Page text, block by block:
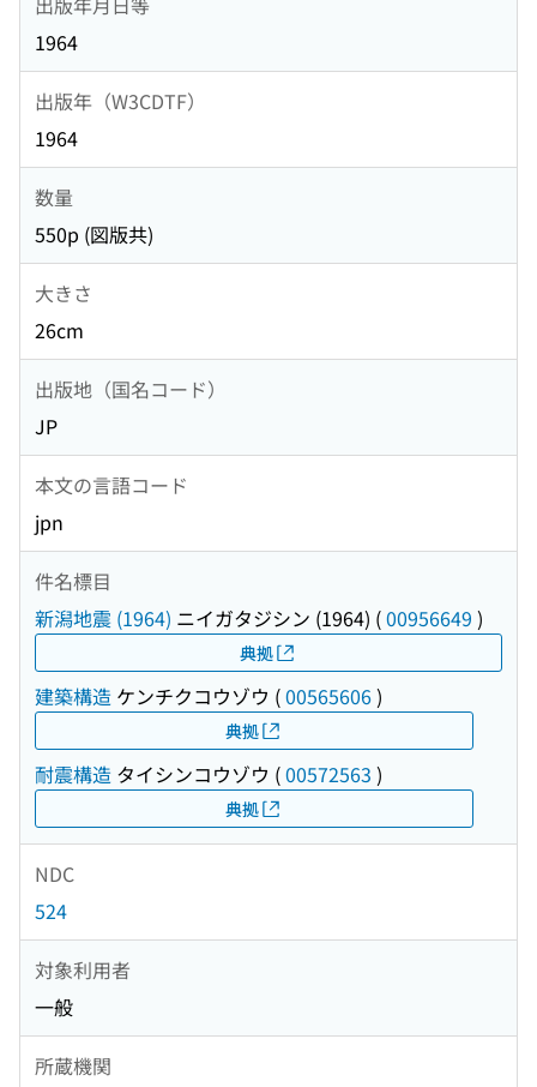
1964
出版年（W3CDTF）
1964
数量
550p (図版共)
大きさ
26cm
出版地（国名コード）
JP
本文の言語コード
jpn
件名標目
新潟地震 (1964) ニイガタジシン (1964) (00956649 )
典拠
建築構造 ケンチクコウゾウ (00565606)
典拠
耐震構造 タイシンコウゾウ (00572563 )
典拠
NDC
524
対象利用者
一般
所蔵機関